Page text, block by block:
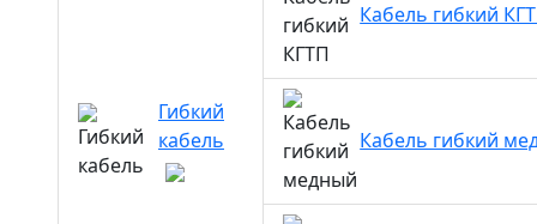
Гибкий
кабель
Кабель гибкий
Кабель гибкий